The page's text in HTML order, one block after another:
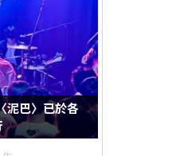
泥巴〉已於各